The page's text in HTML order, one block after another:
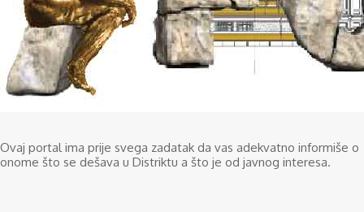
Ovaj portal ima prije svega zadatak da vas adekvatno informiše o
onome što se dešava u Distriktu a što je od javnog interesa.